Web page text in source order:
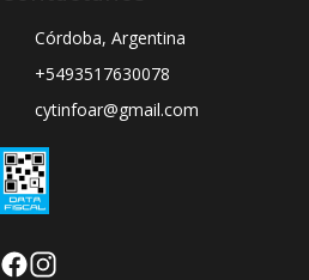
Córdoba, Argentina
+5493517630078
cytinfoar@gmail.com